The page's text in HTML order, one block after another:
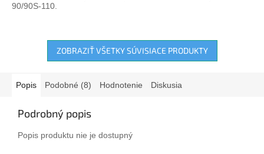
90/90S-110.
ZOBRAZIŤ VŠETKY SÚVISIACE PRODUKTY
Popis Podobné (8) Hodnotenie Diskusia
Podrobný popis
Popis produktu nie je dostupný